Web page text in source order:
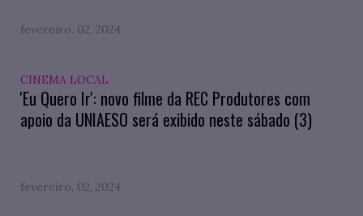
fevereiro. 02, 2024
CINEMA LOCAL
'Eu Quero Ir': novo filme da REC Produtores com
apoio da UNIAESO será exibido neste sábado (3)
fevereiro. 02, 2024